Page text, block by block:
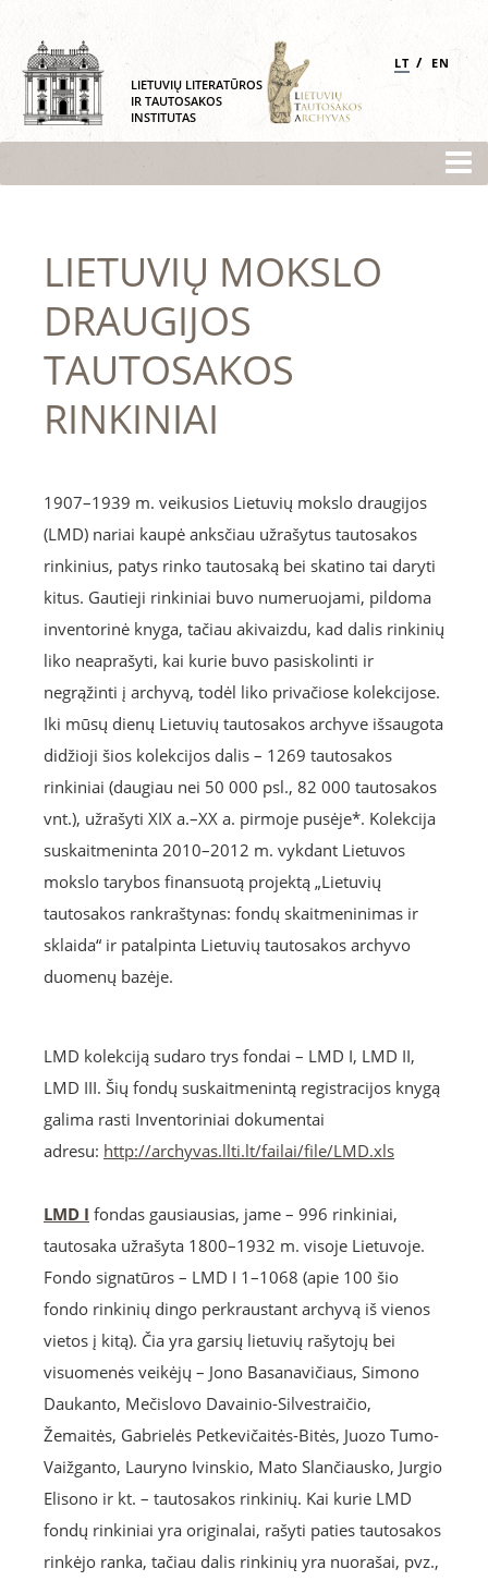
LIETUVIŲ LITERATŪROS
IR TAUTOSAKOS
INSTITUTAS
LT / EN
LIETUVIŲ MOKSLO
DRAUGIJOS
TAUTOSAKOS
RINKINIAI
1907–1939 m. veikusios Lietuvių mokslo draugijos
(LMD) nariai kaupė anksčiau užrašytus tautosakos
rinkinius, patys rinko tautosaką bei skatino tai daryti
kitus. Gautieji rinkiniai buvo numeruojami, pildoma
inventorinė knyga, tačiau akivaizdu, kad dalis rinkinių
liko neaprašyti, kai kurie buvo pasiskolinti ir
negrąžinti į archyvą, todėl liko privačiose kolekcijose.
Iki mūsų dienų Lietuvių tautosakos archyve išsaugota
didžioji šios kolekcijos dalis – 1269 tautosakos
rinkiniai (daugiau nei 50 000 psl., 82 000 tautosakos
vnt.), užrašyti XIX a.–XX a. pirmoje pusėje*. Kolekcija
suskaitmeninta 2010–2012 m. vykdant Lietuvos
mokslo tarybos finansuotą projektą „Lietuvių
tautosakos rankraštynas: fondų skaitmeninimas ir
sklaida“ ir patalpinta Lietuvių tautosakos archyvo
duomenų bazėje.
LMD kolekciją sudaro trys fondai – LMD I, LMD II,
LMD III. Šių fondų suskaitmenintą registracijos knygą
galima rasti Inventoriniai dokumentai
adresu: http://archyvas.llti.lt/failai/file/LMD.xls
LMD I fondas gausiausias, jame – 996 rinkiniai,
tautosaka užrašyta 1800–1932 m. visoje Lietuvoje.
Fondo signatūros – LMD I 1–1068 (apie 100 šio
fondo rinkinių dingo perkraustant archyvą iš vienos
vietos į kitą). Čia yra garsių lietuvių rašytojų bei
visuomenės veikėjų – Jono Basanavičiaus, Simono
Daukanto, Mečislovo Davainio-Silvestraičio,
Žemaitės, Gabrielės Petkevičaitės-Bitės, Juozo Tumo-
Vaižganto, Lauryno Ivinskio, Mato Slančiausko, Jurgio
Elisono ir kt. – tautosakos rinkinių. Kai kurie LMD
fondų rinkiniai yra originalai, rašyti paties tautosakos
rinkėjo ranka, tačiau dalis rinkinių yra nuorašai, pvz.,